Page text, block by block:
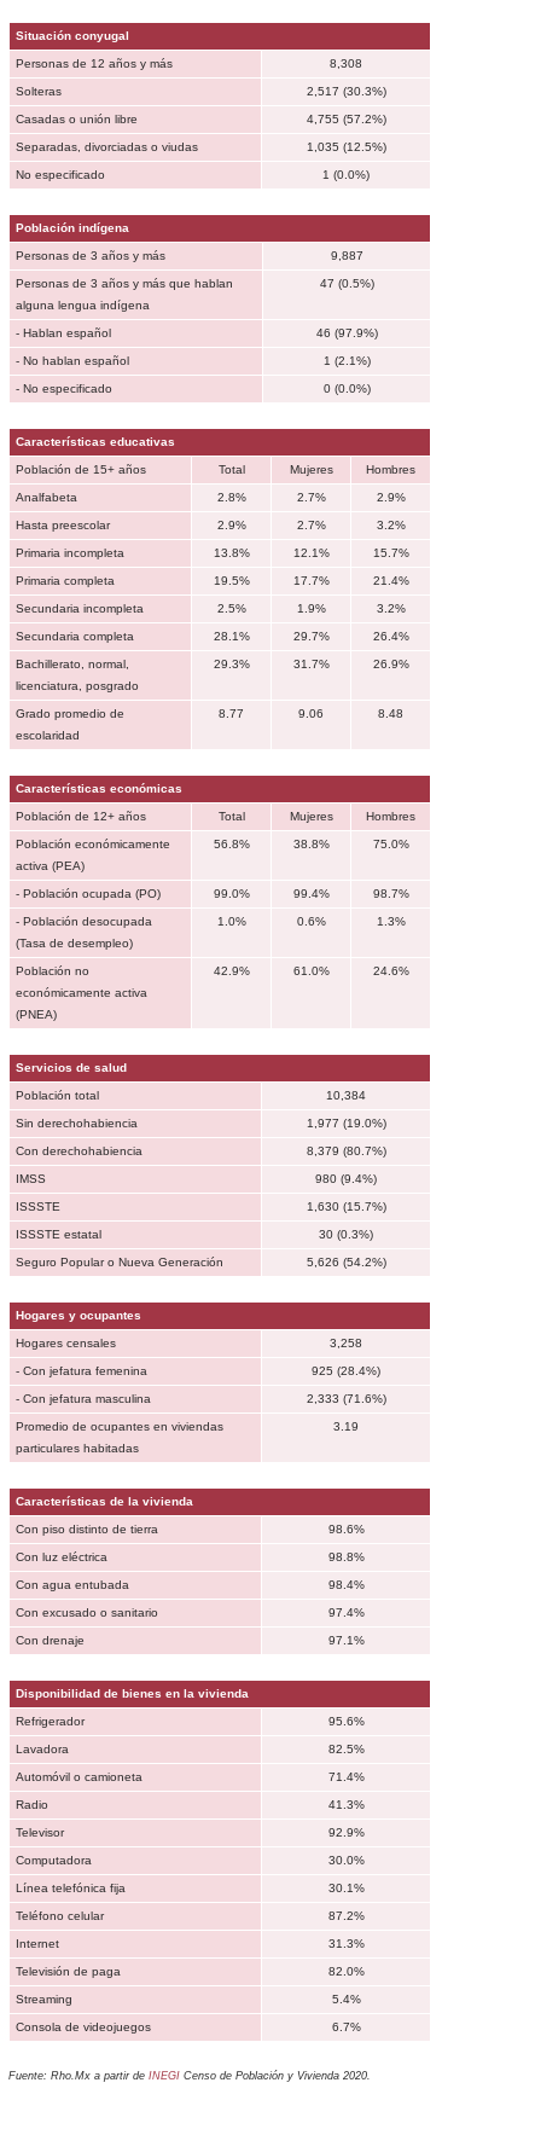
Situación conyugal
Personas de 12 años y más 8,308
Solteras 2,517 (30.3%)
Casadas o unión libre 4,755 (57.2%)
Separadas, divorciadas o viudas 1,035 (12.5%)
No especificado 1 (0.0%)
Población indígena
Personas de 3 años y más 9,887
Personas de 3 años y más que hablan
alguna lengua indígena
47 (0.5%)
- Hablan español 46 (97.9%)
- No hablan español 1 (2.1%)
- No especificado 0 (0.0%)
Características educativas
Población de 15+ años Total Mujeres Hombres
Analfabeta 2.8% 2.7% 2.9%
Hasta preescolar 2.9% 2.7% 3.2%
Primaria incompleta 13.8% 12.1% 15.7%
Primaria completa 19.5% 17.7% 21.4%
Secundaria incompleta 2.5% 1.9% 3.2%
Secundaria completa 28.1% 29.7% 26.4%
Bachillerato, normal,
licenciatura, posgrado
29.3% 31.7% 26.9%
Grado promedio de
escolaridad
8.77 9.06 8.48
Características económicas
Población de 12+ años Total Mujeres Hombres
Población económicamente
activa (PEA)
56.8% 38.8% 75.0%
- Población ocupada (PO) 99.0% 99.4% 98.7%
- Población desocupada
(Tasa de desempleo)
1.0% 0.6% 1.3%
Población no
económicamente activa
(PNEA)
42.9% 61.0% 24.6%
Servicios de salud
Población total 10,384
Sin derechohabiencia 1,977 (19.0%)
Con derechohabiencia 8,379 (80.7%)
IMSS 980 (9.4%)
ISSSTE 1,630 (15.7%)
ISSSTE estatal 30 (0.3%)
Seguro Popular o Nueva Generación 5,626 (54.2%)
Hogares y ocupantes
Hogares censales 3,258
- Con jefatura femenina 925 (28.4%)
- Con jefatura masculina 2,333 (71.6%)
Promedio de ocupantes en viviendas
particulares habitadas
3.19
Características de la vivienda
Con piso distinto de tierra 98.6%
Con luz eléctrica 98.8%
Con agua entubada 98.4%
Con excusado o sanitario 97.4%
Con drenaje 97.1%
Disponibilidad de bienes en la vivienda
Refrigerador 95.6%
Lavadora 82.5%
Automóvil o camioneta 71.4%
Radio 41.3%
Televisor 92.9%
Computadora 30.0%
Línea telefónica fija 30.1%
Teléfono celular 87.2%
Internet 31.3%
Televisión de paga 82.0%
Streaming 5.4%
Consola de videojuegos 6.7%
Fuente: Rho.Mx a partir de INEGI Censo de Población y Vivienda 2020.